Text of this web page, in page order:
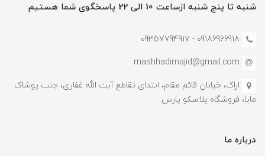
شنبه تا پنج شنبه ازساعت 10 الی 22 پاسخگوی شما هستیم
09186966918 - 0935779491۷
mashhadimajid@gmail.com
اراک، خیابان قائم مقام، ابتدای تقاطع آیت الله غفاری، جنب پوشاک
مایا، فروشگاه پلاسکو پارس
درباره ما